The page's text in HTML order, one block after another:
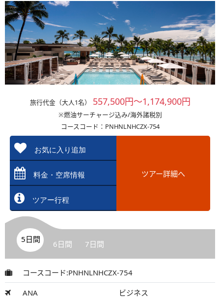
旅行代金（大人1名） 557,500円～1,174,900円
※燃油サーチャージ込み/海外諸税別
コースコード：PNHNLNHCZX-754
お気に入り追加
料金・空席情報
ツアー行程
ツアー詳細へ
5日間 6日間 7日間
コースコード:PNHNLNHCZX-754
ANA ビジネス